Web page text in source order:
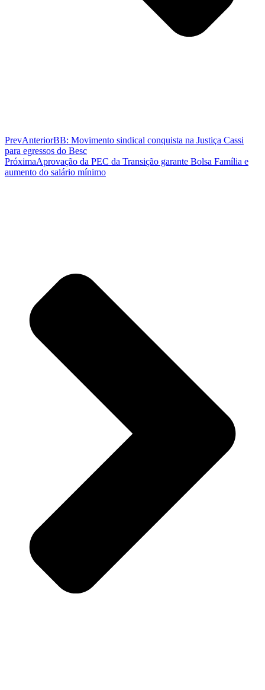
PrevAnteriorBB: Movimento sindical conquista na Justiça Cassi
para egressos do Besc
PróximaAprovação da PEC da Transição garante Bolsa Família e
aumento do salário mínimo